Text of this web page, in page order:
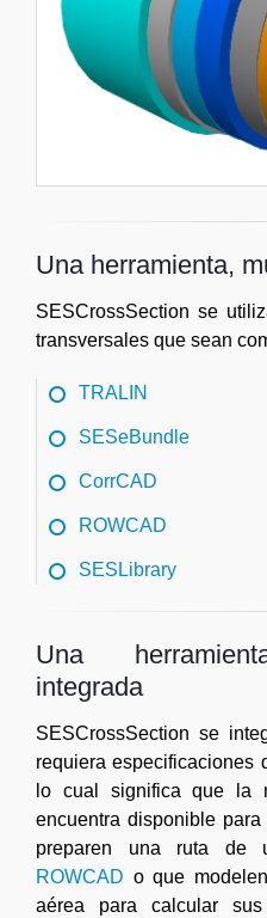
Una herramienta,
SESCrossSection se
transversales que sean
TRALIN
SESeBundle
CorrCAD
ROWCAD
SESLibrary
Una
integrada
SESCrossSection se
requiera especificaciones
lo cual significa que la
encuentra disponible
preparen una ruta de
ROWCAD o que
aérea para calcular